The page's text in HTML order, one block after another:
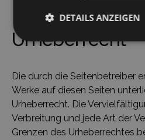
Urheberrecht
Die durch die Seitenbetreiber
Werke auf diesen Seiten
Urheberrecht. Die
Verbreitung und jede Art der
Grenzen des Urheberrechtes
DETAILS ANZEIGEN